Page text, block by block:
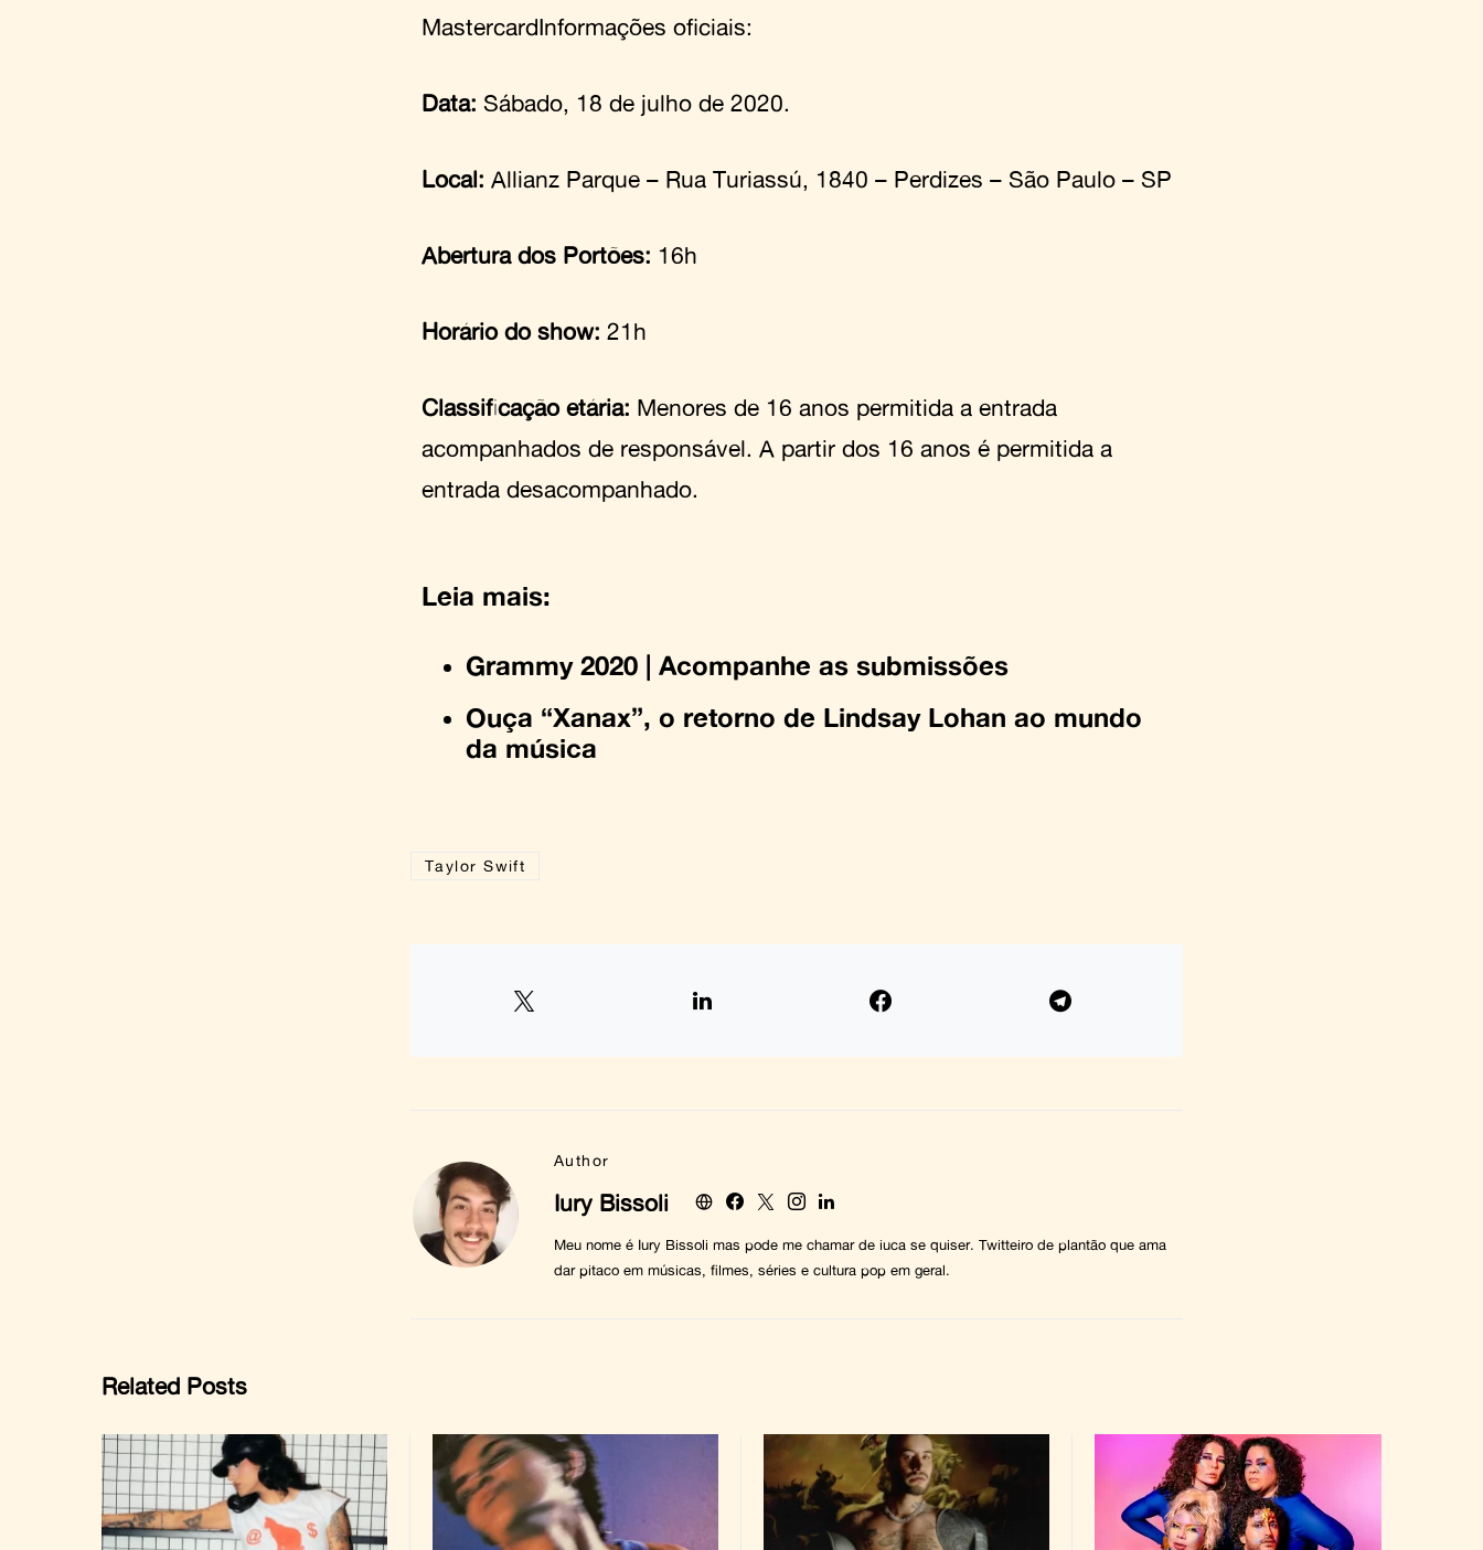
MastercardInformações oficiais:
Data: Sábado, 18 de julho de 2020.
Local: Allianz Parque – Rua Turiassú, 1840 – Perdizes – São Paulo – SP
Abertura dos Portões: 16h
Horário do show: 21h
Classificação etária: Menores de 16 anos permitida a entrada
acompanhados de responsável. A partir dos 16 anos é permitida a
entrada desacompanhado.
Leia mais:
Grammy 2020 | Acompanhe as submissões
Ouça “Xanax”, o retorno de Lindsay Lohan ao mundo
da música
Taylor Swift
Author
Iury Bissoli
Meu nome é Iury Bissoli mas pode me chamar de iuca se quiser. Twitteiro de plantão que ama
dar pitaco em músicas, filmes, séries e cultura pop em geral.
Related Posts